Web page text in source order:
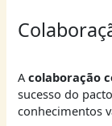
Acolaboração
sucesso do
conhecimentos